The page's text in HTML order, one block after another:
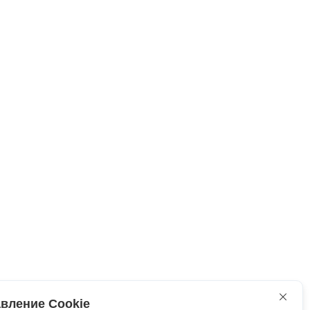
Cookie